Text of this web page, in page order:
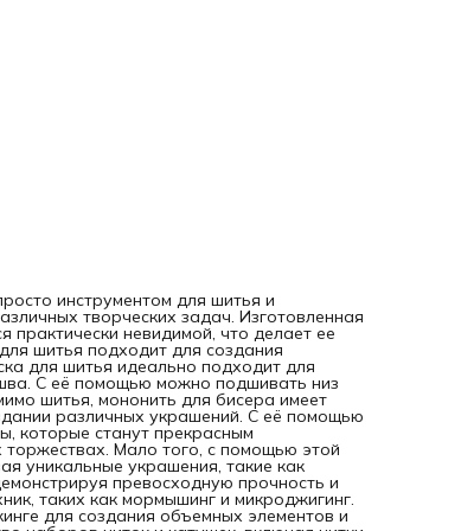
задачами. Подарите себе или вашим близким
творить с легкостью и вдохновением!
инструментом для шитья и
творческих задач. Изготовленная
практически невидимой, что делает ее
шитья подходит для создания
для шитья идеально подходит для
С её помощью можно подшивать низ
шитья, мононить для бисера имеет
различных украшений. С её помощью
которые станут прекрасным
Мало того, с помощью этой
уникальные украшения, такие как
превосходную прочность и
таких как мормышинг и микроджигинг.
для создания объемных элементов и